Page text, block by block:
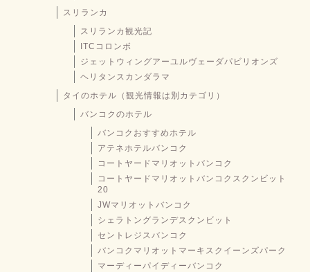
スリランカ
スリランカ観光記
ITCコロンボ
ジェットウィングアーユルヴェーダパビリオンズ
ヘリタンスカンダラマ
タイのホテル（観光情報は別カテゴリ）
バンコクのホテル
バンコクおすすめホテル
アテネホテルバンコク
コートヤードマリオットバンコク
コートヤードマリオットバンコクスクンビット
20
JWマリオットバンコク
シェラトングランデスクンビット
セントレジスバンコク
バンコクマリオットマーキスクイーンズパーク
マーディーパイディーバンコク